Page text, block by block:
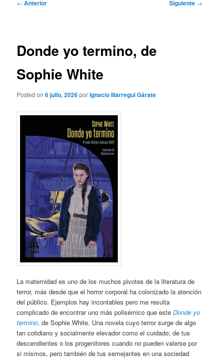
← Anterior Siguiente →
Donde yo termino, de
Sophie White
Posted on6 julio, 2026porIgnacio Illarregui Gárate
La maternidad es uno de los muchos pivotes de la literatura de
terror, más desde que el horror corporal ha colonizado la atención
del público. Ejemplos hay incontables pero me resulta
complicado de encontrar uno más polisémico que esteDonde yo
termino, de Sophie White. Una novela cuyo terror surge de algo
tan cotidiano y socialmente elevador como el cuidado; de tus
descendientes o los progenitores cuando no pueden valerse por
si mismos, pero también de tus semejantes en una sociedad